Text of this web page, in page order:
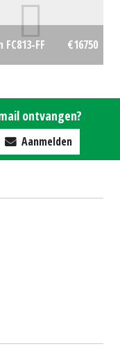
FC813-FF €16750
ontvangen?
Aanmelden